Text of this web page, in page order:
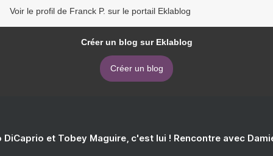
Voir le profil de Franck P. sur le portail Eklablog
Créer un blog sur Eklablog
Créer un blog
DiCaprio et Tobey Maguire, c'est lui ! Rencontre avec